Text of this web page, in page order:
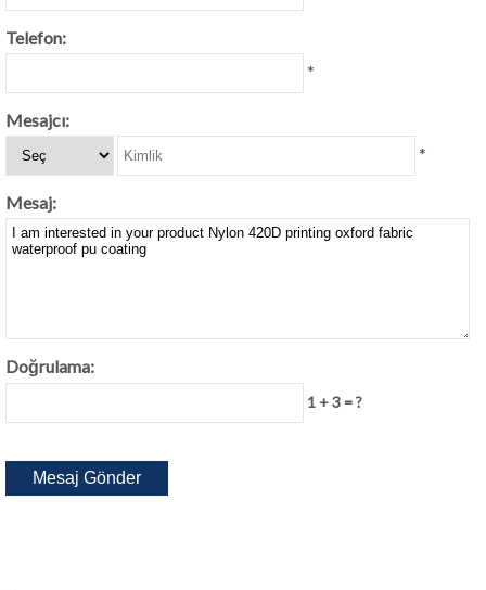
Telefon:
*
Mesajcı:
*
Mesaj:
Doğrulama:
1 + 3 = ?